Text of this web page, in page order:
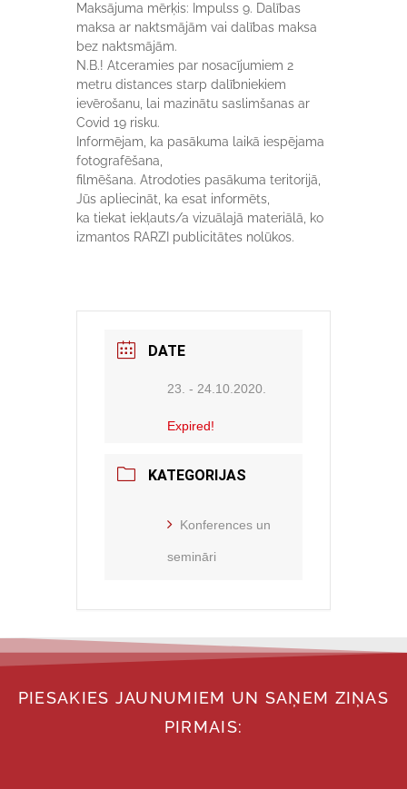
Maksājuma mērķis: Impulss 9. Dalības
maksa ar naktsmājām vai dalības maksa
bez naktsmājām.
N.B.! Atceramies par nosacījumiem 2
metru distances starp dalībniekiem
ievērošanu, lai mazinātu saslimšanas ar
Covid 19 risku.
Informējam, ka pasākuma laikā iespējama
fotografēšana,
filmēšana. Atrodoties pasākuma teritorijā,
Jūs apliecināt, ka esat informēts,
ka tiekat iekļauts/a vizuālajā materiālā, ko
izmantos RARZI publicitātes nolūkos.
DATE
23. - 24.10.2020.
Expired!
KATEGORIJAS
Konferences un
semināri
PIESAKIES JAUNUMIEM UN SAŅEM ZIŅAS
PIRMAIS: